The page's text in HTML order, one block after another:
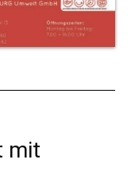
mit